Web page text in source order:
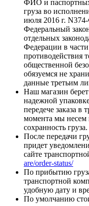
ФИО и паспортных
груза во
июля 2016 г.
Федеральный
отдельных
Федерации в
противодействия
общественной
обязуемся не
данные третьим
Наш магазин берет
надежной
передече заказа
момента мы несем
сохранность груза.
После передачи
придет
сайте
are/order-status/
По прибытию
транспортной
удобную дату и
По умолчанию